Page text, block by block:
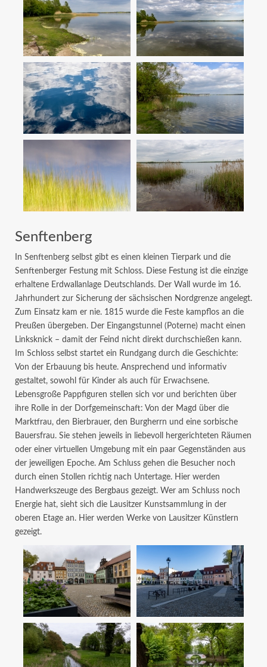
Senftenberg
In Senftenberg selbst gibt es einen kleinen Tierpark und die
Senftenberger Festung mit Schloss. Diese Festung ist die einzige
erhaltene Erdwallanlage Deutschlands. Der Wall wurde im 16.
Jahrhundert zur Sicherung der sächsischen Nordgrenze angelegt.
Zum Einsatz kam er nie. 1815 wurde die Feste kampflos an die
Preußen übergeben. Der Eingangstunnel (Poterne) macht einen
Linksknick – damit der Feind nicht direkt durchschießen kann.
Im Schloss selbst startet ein Rundgang durch die Geschichte:
Von der Erbauung bis heute. Ansprechend und informativ
gestaltet, sowohl für Kinder als auch für Erwachsene.
Lebensgroße Pappfiguren stellen sich vor und berichten über
ihre Rolle in der Dorfgemeinschaft: Von der Magd über die
Marktfrau, den Bierbrauer, den Burgherrn und eine sorbische
Bauersfrau. Sie stehen jeweils in liebevoll hergerichteten Räumen
oder einer virtuellen Umgebung mit ein paar Gegenständen aus
der jeweiligen Epoche. Am Schluss gehen die Besucher noch
durch einen Stollen richtig nach Untertage. Hier werden
Handwerkszeuge des Bergbaus gezeigt. Wer am Schluss noch
Energie hat, sieht sich die Lausitzer Kunstsammlung in der
oberen Etage an. Hier werden Werke von Lausitzer Künstlern
gezeigt.